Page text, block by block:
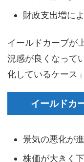
財政支出増に
イールドカーブが
況感が良くなって
化しているケース
イールドカ
景気の悪化が
株価が大きく